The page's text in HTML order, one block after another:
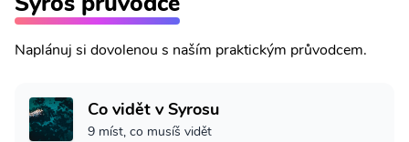
Naplánuj si dovolenou s naším praktickým průvodcem.
Co vidět v Syrosu
9 míst, co musíš vidět